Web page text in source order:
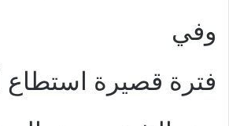
وفي
فترة قصيرة استطاع